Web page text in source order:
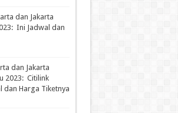
dan Jakarta
Ini Jadwal dan
dan Jakarta
2023: Citilink
dan Harga Tiketnya